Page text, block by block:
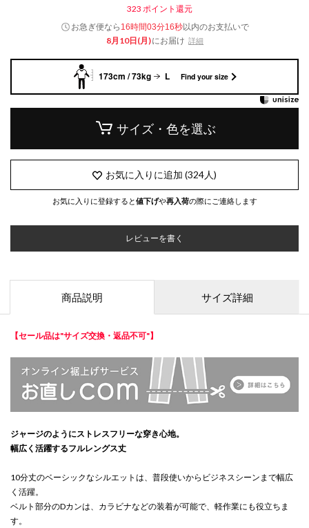
323 ポイント還元
お急ぎ便なら 16時間03分15秒以内のお支払いで
8月10日(月)にお届け 詳細
173cm / 73kg L Find your size
サイズ・色を選ぶ
お気に入りに追加 (324人)
お気に入りに登録すると値下げや再入荷の際にご連絡します
レビューを書く
商品説明 サイズ詳細
【セール品は"サイズ交換・返品不可"】
ジャージのようにストレスフリーな穿き心地。
幅広く活躍するフルレングス丈
10分丈のベーシックなシルエットは、普段使いからビジネスシーンまで幅広
く活躍。
ベルト部分のDカンは、カラビナなどの装着が可能で、軽作業にも役立ちま
す。